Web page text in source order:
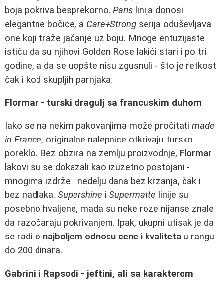
boja pokriva besprekorno. Paris linija donosi
elegantne bočice, a Care+Strong serija oduševljava
one koji traže jačanje uz boju. Mnoge entuzijaste
ističu da su njihovi Golden Rose lakići stari i po tri
godine, a da se uopšte nisu zgusnuli - što je retkost
čak i kod skupljih parnjaka.
Flormar - turski dragulj sa francuskim duhom
Iako se na nekim pakovanjima može pročitati made
in France, originalne nalepnice otkrivaju tursko
poreklo. Bez obzira na zemlju proizvodnje, Flormar
lakovi su se dokazali kao izuzetno postojani -
mnogima izdrže i nedelju dana bez krzanja, čak i
bez nadlaka. Supershine i Supermatte linije su
posebno hvaljene, mada su neke roze nijanse znale
da razočaraju pokrivanjem. Ipak, ukupni utisak je da
se radi o najboljem odnosu cene i kvaliteta u rangu
do 200 dinara.
Gabrini i Rapsodi - jeftini, ali sa karakterom